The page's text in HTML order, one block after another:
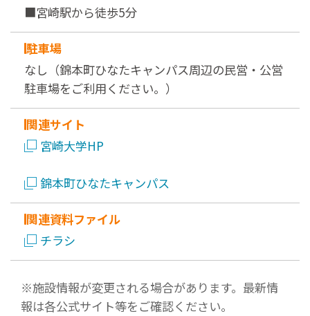
■宮崎駅から徒歩5分
駐車場
なし（錦本町ひなたキャンパス周辺の民営・公営
駐車場をご利用ください。）
関連サイト
宮崎大学HP
錦本町ひなたキャンパス
関連資料ファイル
チラシ
※施設情報が変更される場合があります。最新情
報は各公式サイト等をご確認ください。